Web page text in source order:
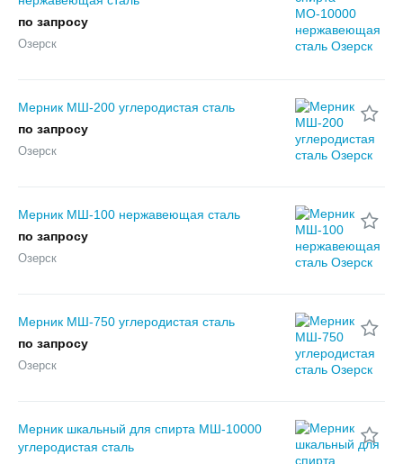
по запросу
Озерск
Мерник МШ-200 углеродистая сталь
по запросу
Озерск
Мерник МШ-100 нержавеющая сталь
по запросу
Озерск
Мерник МШ-750 углеродистая сталь
по запросу
Озерск
Мерник шкальный для спирта МШ-10000
углеродистая сталь